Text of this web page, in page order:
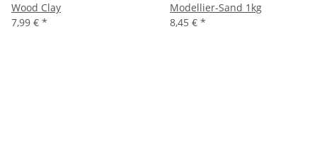
Wood Clay
7,99 € *
Modellier-Sand 1kg
8,45 € *